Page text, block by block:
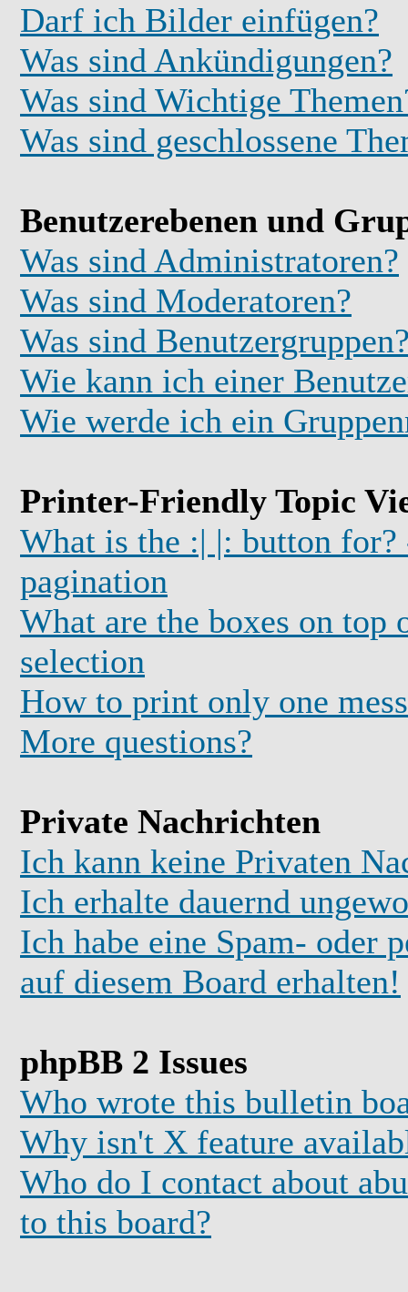
Darf ich Bilder einfügen?
Was sind Ankündigungen?
Was sind Wichtige
Was sind geschlossene
Benutzerebenen und
Was sind Administratoren?
Was sind Moderatoren?
Was sind
Wie kann ich einer
Wie werde ich ein
Printer-Friendly Topic
What is the :| |: button
pagination
What are the boxes on top
selection
How to print only one
More questions?
Private Nachrichten
Ich kann keine Privaten
Ich erhalte dauernd
Ich habe eine Spam- oder
auf diesem Board erhalten!
phpBB 2 Issues
Who wrote this bulletin
Why isn't X feature
Who do I contact about
to this board?